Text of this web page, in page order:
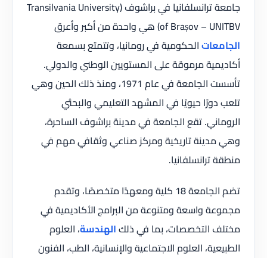
جامعة ترانسلفانيا في براشوف (Transilvania University
of Brașov – UNITBV) هي واحدة من أكبر وأعرق
الجامعاتالحكومية في رومانيا، وتتمتع بسمعة
أكاديمية مرموقة على المستويين الوطني والدولي.
تأسست الجامعة في عام 1971، ومنذ ذلك الحين وهي
تلعب دورًا حيويًا في المشهد التعليمي والبحثي
الروماني. تقع الجامعة في مدينة براشوف الساحرة،
وهي مدينة تاريخية ومركز صناعي وثقافي مهم في
منطقة ترانسلفانيا.
تضم الجامعة 18 كلية ومعهدًا متخصصًا، وتقدم
مجموعة واسعة ومتنوعة من البرامج الأكاديمية في
مختلف التخصصات، بما في ذلكالهندسة، العلوم
الطبيعية، العلوم الاجتماعية والإنسانية، الطب، الفنون